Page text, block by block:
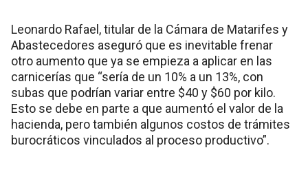
Leonardo Rafael, titular de la Cámara de Matarifes y
Abastecedores aseguró que es inevitable frenar
otro aumento que ya se empieza a aplicar en las
carnicerías que “sería de un 10% a un 13%, con
subas que podrían variar entre $40 y $60 por kilo.
Esto se debe en parte a que aumentó el valor de la
hacienda, pero también algunos costos de trámites
burocráticos vinculados al proceso productivo”.